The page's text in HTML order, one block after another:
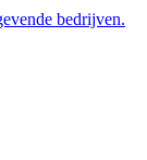
bedrijven.